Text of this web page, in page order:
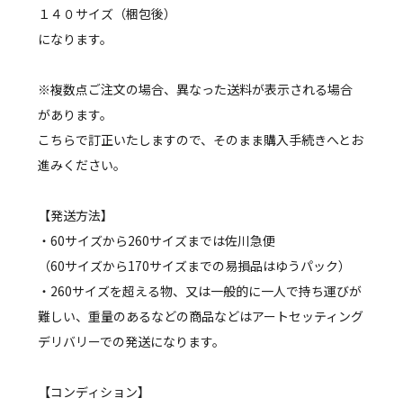
１４０サイズ（梱包後）
になります。
※複数点ご注文の場合、異なった送料が表示される場合
があります。
こちらで訂正いたしますので、そのまま購入手続きへとお
進みください。
【発送方法】
・60サイズから260サイズまでは佐川急便
（60サイズから170サイズまでの易損品はゆうパック）
・260サイズを超える物、又は一般的に一人で持ち運びが
難しい、重量のあるなどの商品などはアートセッティング
デリバリーでの発送になります。
【コンディション】